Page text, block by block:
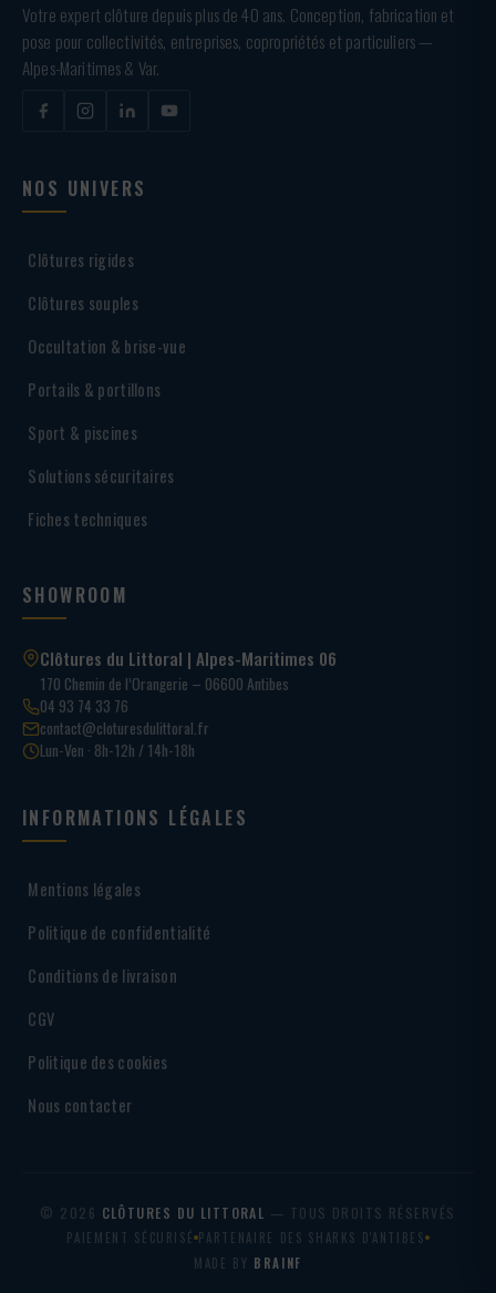
Votre expert clôture depuis plus de 40 ans. Conception, fabrication et
pose pour collectivités, entreprises, copropriétés et particuliers —
Alpes-Maritimes & Var.
NOS UNIVERS
Clôtures rigides
Clôtures souples
Occultation & brise-vue
Portails & portillons
Sport & piscines
Solutions sécuritaires
Fiches techniques
SHOWROOM
Clôtures du Littoral | Alpes-Maritimes 06
170 Chemin de l’Orangerie – 06600 Antibes
04 93 74 33 76
contact@cloturesdulittoral.fr
Lun-Ven · 8h-12h / 14h-18h
INFORMATIONS LÉGALES
Mentions légales
Politique de confidentialité
Conditions de livraison
CGV
Politique des cookies
Nous contacter
© 2026 CLÔTURES DU LITTORAL — TOUS DROITS RÉSERVÉS
PAIEMENT SÉCURISÉ PARTENAIRE DES SHARKS D'ANTIBES
MADE BY BRAINF